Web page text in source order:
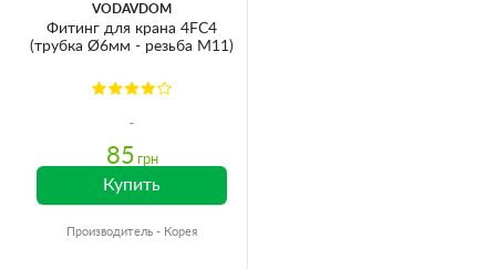
VODAVDOM
Фитинг для крана 4FC4
(трубка Ø6мм - резьба М11)
85 грн
Купить
Производитель - Корея